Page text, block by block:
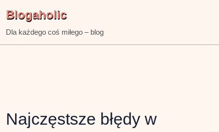
content
Blogaholic
Dla każdego coś miłego – blog
Najczęstsze błędy w